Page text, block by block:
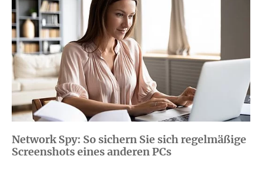
Network Spy: So sichern Sie sich regelmäßige
Screenshots eines anderen PCs